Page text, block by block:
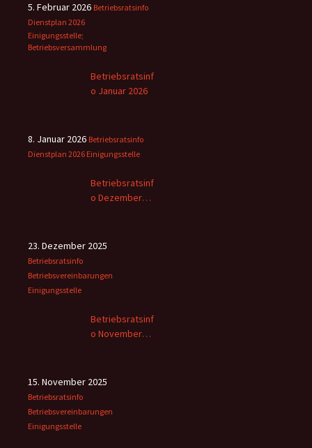
5. Februar 2026 Betriebsratsinfo
Dienstplan 2026
Einigungsstelle;
Betriebsversammlung
Betriebsratsinf
o Januar 2026
8. Januar 2026 Betriebsratsinfo
Dienstplan 2026 Einigungsstelle
Betriebsratsinf
o Dezember
23. Dezember 2025
Betriebsratsinfo
Betriebsvereinbarungen
Einigungsstelle
Betriebsratsinf
o November
15. November 2025
Betriebsratsinfo
Betriebsvereinbarungen
Einigungsstelle